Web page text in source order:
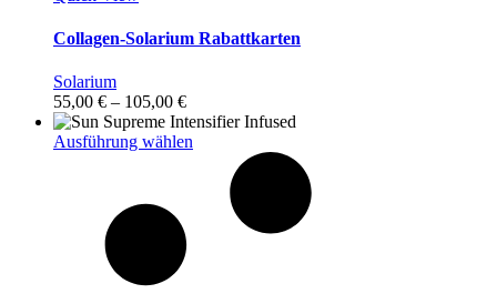
Collagen-Solarium Rabattkarten
Solarium
55,00 € – 105,00 €Preisspanne:
55,00 €
bis
105,00 €
Ausführung wählen
Produkt
mehrere
Varianten